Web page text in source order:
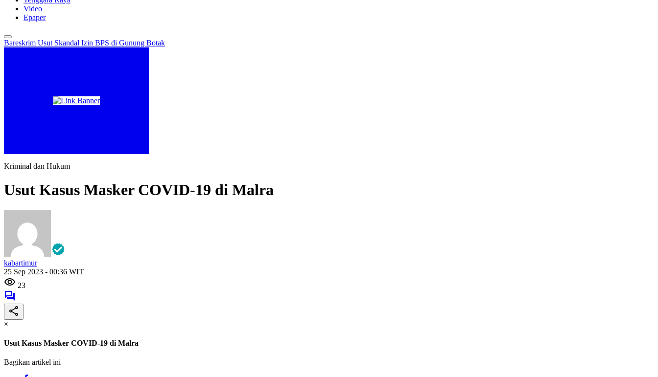
Video
Epaper
Bareskrim Usut Skandal Izin BPS di Gunung Botak
Kriminal dan Hukum
Usut Kasus Masker COVID-19 di Malra
kabartimur
25 Sep 2023 - 00:36 WIT
23
×
Usut Kasus Masker COVID-19 di Malra
Bagikan artikel ini